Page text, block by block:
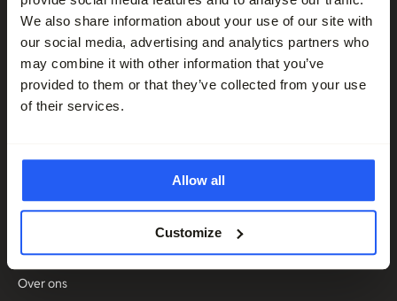
We also share information about your use of our site with
our social media, advertising and analytics partners who
may combine it with other information that you’ve
provided to them or that they’ve collected from your use
of their services.
Allow all
Customize
Volg ons
Nieuwsbrief
Contact
Over ons